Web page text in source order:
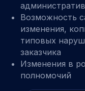
Возможность
изменения,
типовых
заказчика
Изменения в
полномочий